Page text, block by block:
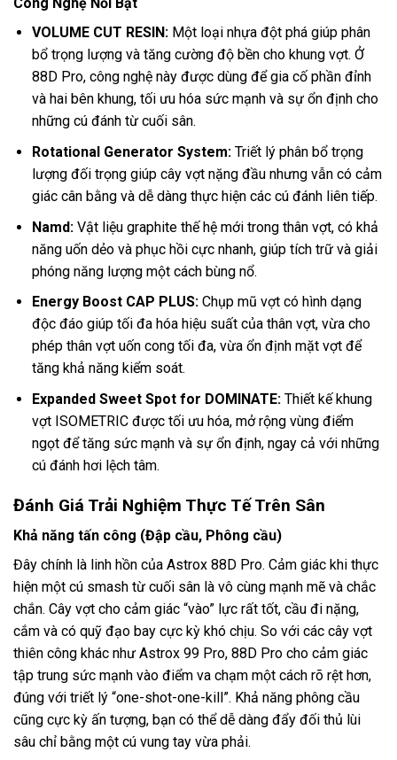
Công Nghệ Nổi Bật
VOLUME CUT RESIN:Một loại nhựa đột phá giúp phân
bổ trọng lượng và tăng cường độ bền cho khung vợt. Ở
88D Pro, công nghệ này được dùng để gia cố phần đỉnh
và hai bên khung, tối ưu hóa sức mạnh và sự ổn định cho
những cú đánh từ cuối sân.
Rotational Generator System:Triết lý phân bổ trọng
lượng đối trọng giúp cây vợt nặng đầu nhưng vẫn có cảm
giác cân bằng và dễ dàng thực hiện các cú đánh liên tiếp.
Namd:Vật liệu graphite thế hệ mới trong thân vợt, có khả
năng uốn dẻo và phục hồi cực nhanh, giúp tích trữ và giải
phóng năng lượng một cách bùng nổ.
Energy Boost CAP PLUS:Chụp mũ vợt có hình dạng
độc đáo giúp tối đa hóa hiệu suất của thân vợt, vừa cho
phép thân vợt uốn cong tối đa, vừa ổn định mặt vợt để
tăng khả năng kiểm soát.
Expanded Sweet Spot for DOMINATE:Thiết kế khung
vợt ISOMETRIC được tối ưu hóa, mở rộng vùng điểm
ngọt để tăng sức mạnh và sự ổn định, ngay cả với những
cú đánh hơi lệch tâm.
Đánh Giá Trải Nghiệm Thực Tế Trên Sân
Khả năng tấn công (Đập cầu, Phông cầu)
Đây chính là linh hồn của Astrox 88D Pro. Cảm giác khi thực
hiện một cú smash từ cuối sân là vô cùng mạnh mẽ và chắc
chắn. Cây vợt cho cảm giác “vào” lực rất tốt, cầu đi nặng,
cắm và có quỹ đạo bay cực kỳ khó chịu. So với các cây vợt
thiên công khác như Astrox 99 Pro, 88D Pro cho cảm giác
tập trung sức mạnh vào điểm va chạm một cách rõ rệt hơn,
đúng với triết lý “one-shot-one-kill”. Khả năng phông cầu
cũng cực kỳ ấn tượng, bạn có thể dễ dàng đẩy đối thủ lùi
sâu chỉ bằng một cú vung tay vừa phải.